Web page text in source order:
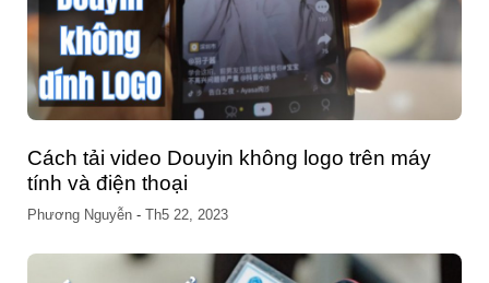
Cách tải video Douyin không logo trên máy
tính và điện thoại
Phương Nguyễn - Th5 22, 2023